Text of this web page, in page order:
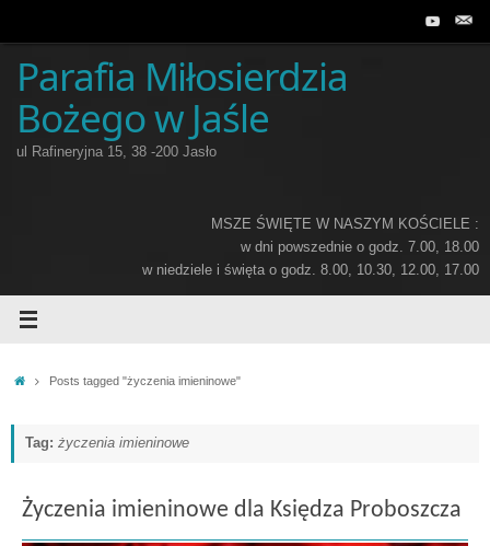
Parafia Miłosierdzia
Bożego w Jaśle
ul Rafineryjna 15, 38 -200 Jasło
MSZE ŚWIĘTE W NASZYM KOŚCIELE :
w dni powszednie o godz. 7.00, 18.00
w niedziele i święta o godz. 8.00, 10.30, 12.00, 17.00
HomePosts tagged "życzenia imieninowe"
Tag: życzenia imieninowe
Życzenia imieninowe dla Księdza Proboszcza